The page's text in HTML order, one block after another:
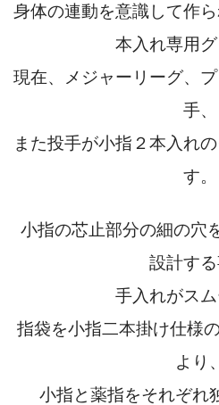
身体の連動を意識して作
本入れ専用グ
現在、メジャーリーグ、
手、
また投手が小指２本入れ
す。
小指の芯止部分の細の穴
設計す
手入れがスム
指袋を小指二本掛け仕様
より、
小指と薬指をそれぞれ